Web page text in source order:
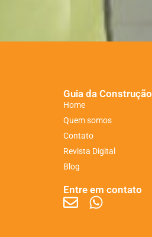
Guia da Construção
Home
Quem somos
Contato
Revista Digital
Blog
Entre em contato